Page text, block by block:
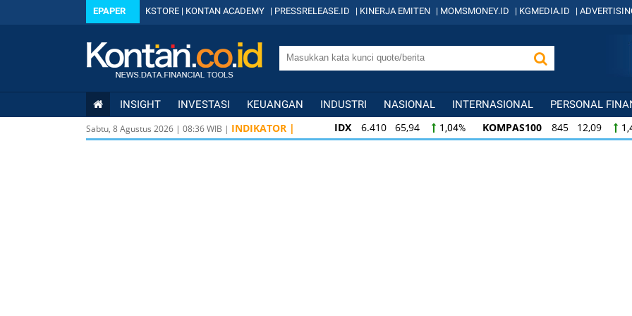
EPAPER KSTORE | KONTAN ACADEMY | PRESSRELEASE.ID | KINERJA EMITEN | MOMSMONEY.ID | KGMEDIA.ID |
INSIGHT INVESTASI KEUANGAN INDUSTRI NASIONAL INTERNASIONAL PERSONAL
Sabtu, 8 Agustus 2026 | 08:36WIB | INDIKATOR | IDX 6.410 65,94 1,04% KOMPAS100 845 12,09
KOMPAS100
845 12,09 1,45% LQ45 640 9,44